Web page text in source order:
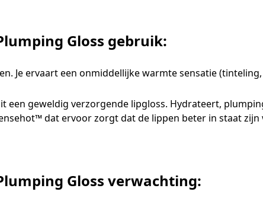
Gloss gebruik:
Je ervaart een onmiddellijke warmte sensatie
een geweldig verzorgende lipgloss. Hydrateert,
dat ervoor zorgt dat de lippen beter in staat
Gloss verwachting: